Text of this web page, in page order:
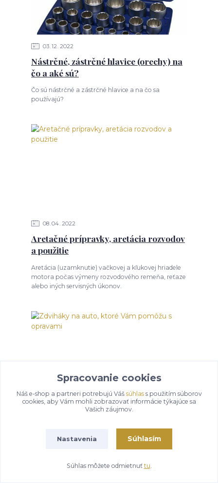
03 12 2022
Nástrčné, zástrčné hlavice (orechy) na
čo a aké sú?
Čo sú nástrčné a zástrčné hlavice a na čo sa
používajú?
08 04 2022
Aretačné prípravky, aretácia rozvodov
a použitie
Aretácia (uzamknutie) vačkovej a kľukovej hriadele
motora počas výmeny rozvodového remeňa, reťaze
alebo iných servisných úkonov.
opravami
opravu automobilu?
Spracovanie cookies
Náš e-shop a partneri potrebujú Váš súhlass použitím súborov
cookies, aby Vám mohli zobrazovať informácie týkajúce sa
Vašich záujmov.
Nastavenia Súhlasím
Súhlas môžete odmietnuť tu